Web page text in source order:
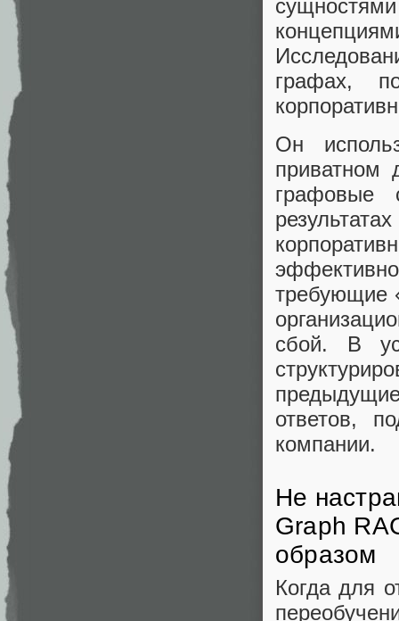
графах,
Он
приватном
графовые
требующие
сбой. В
ответов,
компании.
Не
Graph
образом
Когда для